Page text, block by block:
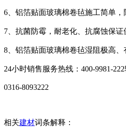
6、铝箔贴面玻璃棉卷毡施工简单，
7、抗菌防霉，耐老化、抗腐蚀保证
8、铝箔贴面玻璃棉卷毡湿阻极高、
24小时销售服务热线：400-9981-
0316-8093222
相关建材词条解释：